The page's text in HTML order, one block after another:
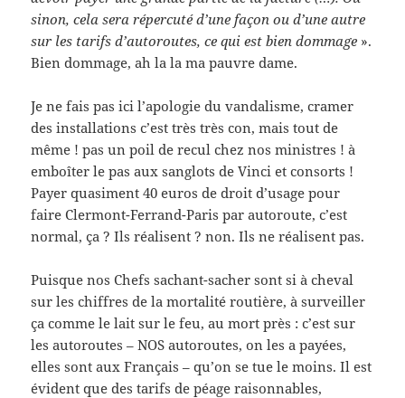
sinon, cela sera répercuté d’une façon ou d’une autre
sur les tarifs d’autoroutes, ce qui est bien dommage ».
Bien dommage, ah la la ma pauvre dame.
Je ne fais pas ici l’apologie du vandalisme, cramer
des installations c’est très très con, mais tout de
même ! pas un poil de recul chez nos ministres ! à
emboîter le pas aux sanglots de Vinci et consorts !
Payer quasiment 40 euros de droit d’usage pour
faire Clermont-Ferrand-Paris par autoroute, c’est
normal, ça ? Ils réalisent ? non. Ils ne réalisent pas.
Puisque nos Chefs sachant-sacher sont si à cheval
sur les chiffres de la mortalité routière, à surveiller
ça comme le lait sur le feu, au mort près : c’est sur
les autoroutes – NOS autoroutes, on les a payées,
elles sont aux Français – qu’on se tue le moins. Il est
évident que des tarifs de péage raisonnables,